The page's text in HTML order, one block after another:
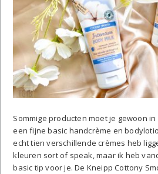
Sommige producten moet je gewoon
een fijne basic handcrème en
echt tien verschillende crèmes heb
kleuren sort of speak, maar ik heb
basic tip voor je. De Kneipp Cottony